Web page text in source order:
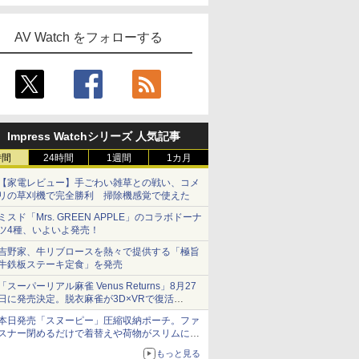
AV Watch をフォローする
Impress Watchシリーズ 人気記事
24時間 1週間 1カ月
家電レビュー】手ごわい雑草との戦い、コメ
の草刈機で完全勝利 掃除機感覚で使えた
スド「Mrs. GREEN APPLE」のコラボドーナ
4種、いよいよ発売！
野家、牛リブロースを熱々で提供する「極旨
鉄板ステーキ定食」を発売
スーパーリアル麻雀 Venus Returns」8月27
に発売決定。脱衣麻雀が3D×VRで復活
売から2週間は20%オフになるセールが実施
日発売「スヌーピー」圧縮収納ポーチ。ファ
ナー閉めるだけで着替えや荷物がスリムにま
もっと見る